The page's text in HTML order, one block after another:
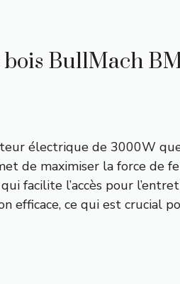
BullMach
électrique de 3000W
de maximiser la force de
facilite l’accès pour
efficace, ce qui est crucial